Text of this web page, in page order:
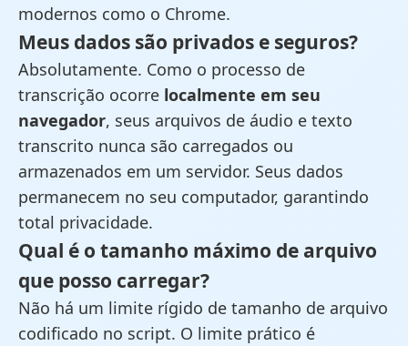
modernos como o Chrome.
Meus dados são privados e seguros?
Absolutamente. Como o processo de
transcrição ocorre localmente em seu
navegador, seus arquivos de áudio e texto
transcrito nunca são carregados ou
armazenados em um servidor. Seus dados
permanecem no seu computador, garantindo
total privacidade.
Qual é o tamanho máximo de arquivo
que posso carregar?
Não há um limite rígido de tamanho de arquivo
codificado no script. O limite prático é